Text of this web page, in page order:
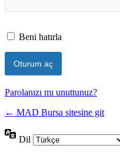
Beni hatırla
Parolanızı mı unuttunuz?
← MAD Bursa sitesine git
Dil